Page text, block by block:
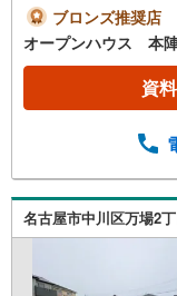
お気軽にご
内・現地を
ご記入いた
地のご案内
能 ※定休日
の場所まで
たいという
発表してい
ざいます。
件:当社の
ブロンズ推奨店
オープンハウス 本
資
名古屋市中川区万場2